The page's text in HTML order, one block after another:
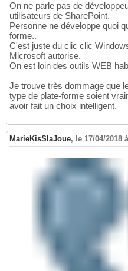
On ne parle pas de
utilisateurs de SharePoint.
Personne ne développe quoi
forme..
C'est juste du clic clic
Microsoft autorise.
On est loin des outils WEB
Je trouve très dommage que
type de plate-forme soient
avoir fait un choix intelligent.
MarieKisSlaJoue, le 17/04/2018